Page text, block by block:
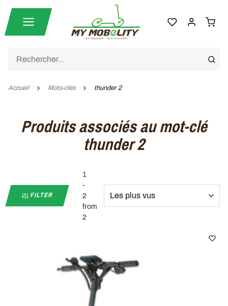
Accueil Mots-clés thunder 2
Produits associés au mot-clé
thunder 2
FILTER
1
-
2
from
2